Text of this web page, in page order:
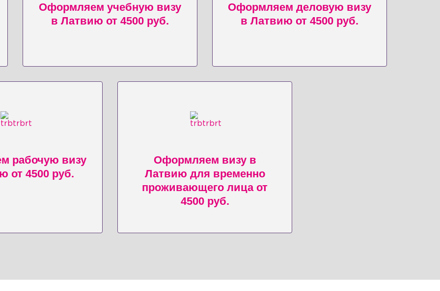
Оформляем учебную визу
в Латвию от 4500 руб.
Оформляем деловую визу
в Латвию от 4500 руб.
рабочую визу
от 4500 руб.
Оформляем визу в
Латвию для временно
проживающего лица от
4500 руб.